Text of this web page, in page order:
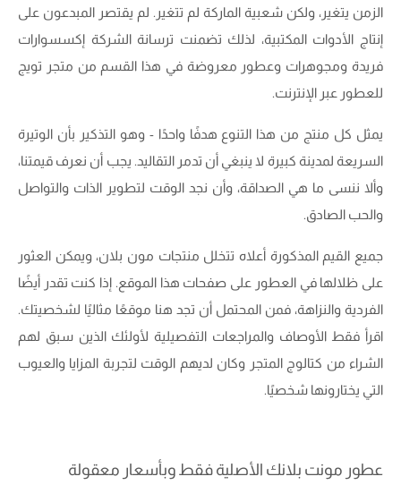
الزمن يتغير، ولكن شعبية الماركة لم تتغير. لم يقتصر المبدعون على
إنتاج الأدوات المكتبية، لذلك تضمنت ترسانة الشركة إكسسوارات
فريدة ومجوهرات وعطور معروضة في هذا القسم من متجر تويج
للعطور عبر الإنترنت.
يمثل كل منتج من هذا التنوع هدفًا واحدًا - وهو التذكير بأن الوتيرة
السريعة لمدينة كبيرة لا ينبغي أن تدمر التقاليد. يجب أن نعرف قيمتنا،
وألا ننسى ما هي الصداقة، وأن نجد الوقت لتطوير الذات والتواصل
والحب الصادق.
جميع القيم المذكورة أعلاه تتخلل منتجات مون بلان، ويمكن العثور
على ظلالها في العطور على صفحات هذا الموقع. إذا كنت تقدر أيضًا
الفردية والنزاهة، فمن المحتمل أن تجد هنا موقعًا مثاليًا لشخصيتك.
اقرأ فقط الأوصاف والمراجعات التفصيلية لأولئك الذين سبق لهم
الشراء من كتالوج المتجر وكان لديهم الوقت لتجربة المزايا والعيوب
التي يختارونها شخصيًا.
عطور مونت بلانك الأصلية فقط وبأسعار معقولة